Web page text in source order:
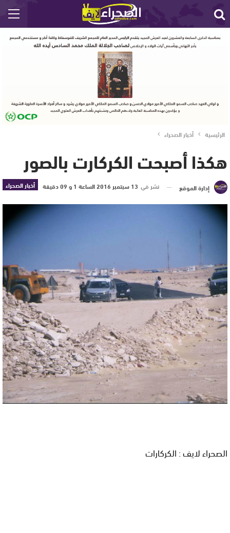
الرئيسية أخبار الصحراء
هكذا أصبحت الكركارت بالصور
أخبار الصحراء إدارة الموقع نشر في 13 سبتمبر 2016 الساعة 1 و 09 دقيقة
الصحراء لايف : الكركارات